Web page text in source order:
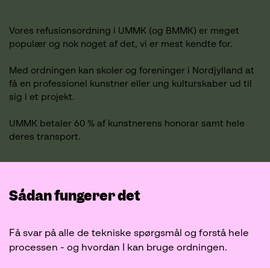
Vores refusionsordning i UMMK (og BMMK) er meget
populær og nok noget af det, vi er mest kendte for.
Med ordningen kan skoler og foreninger i Nordjylland at
få en professionel kunstner eller ung kulturskaber ud til
sig i et projekt.
UMMK betaler 60 % af kunstnerens honorar samt hele
deres transport.
Sådan fungerer det
Få svar på alle de tekniske spørgsmål og forstå hele
processen - og hvordan I kan bruge ordningen.